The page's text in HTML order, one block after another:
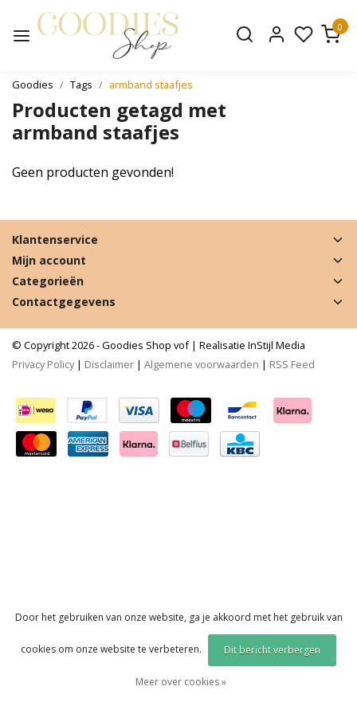
0
Goodies Tags armband staafjes
Producten getagd met
armband staafjes
Geen producten gevonden!
Klantenservice
Mijn account
Categorieën
Contactgegevens
© Copyright 2026 - Goodies Shop vof | Realisatie InStijl Media
Privacy Policy| Disclaimer | Algemene voorwaarden | RSS Feed
Door het gebruiken van onze website, ga je akkoord met het gebruik van
cookies om onze website te verbeteren. Dit bericht verbergen
Meer over cookies »